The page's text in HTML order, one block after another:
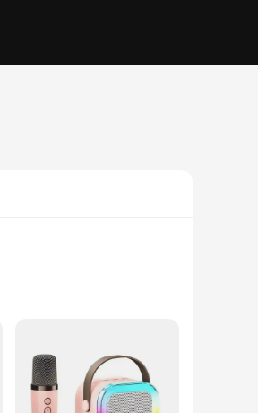
radio stations or music
glosnik's performance is